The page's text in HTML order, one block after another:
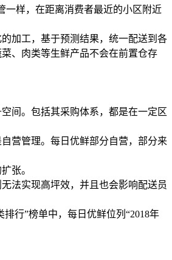
一样，在距离消费者最近的小区附近
加工，基于预测结果，统一配送到各
、肉类等生鲜产品不会在前置仓存
间。包括其采购体系，都是在一定区
营管理。每日优鲜部分自营，部分来
张。
法实现高坪效，并且也会影响配送员
行”榜单中，每日优鲜位列“2018年